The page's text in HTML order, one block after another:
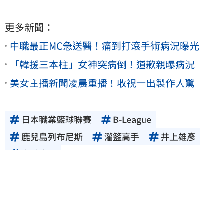
更多新聞：
中職最正MC急送醫！痛到打滾手術病況曝光
「韓援三本柱」女神突病倒！道歉親曝病況
美女主播新聞凌晨重播！收視一出製作人驚
日本職業籃球聯賽
B-League
鹿兒島列布尼斯
灌籃高手
井上雄彥
宮城良田